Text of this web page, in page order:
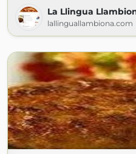
La Llingua
lallinguallambiona.com